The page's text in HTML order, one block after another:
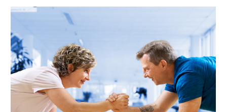
„Gemeinsam trainieren macht mehr
Spaß – deshalb stimme ich meinen
Dienstplan auf die Arbeitszeiten
meines Partners ab. Dank Flexteam
können wir so unsere freie Zeit
gemeinsam nutzen.”